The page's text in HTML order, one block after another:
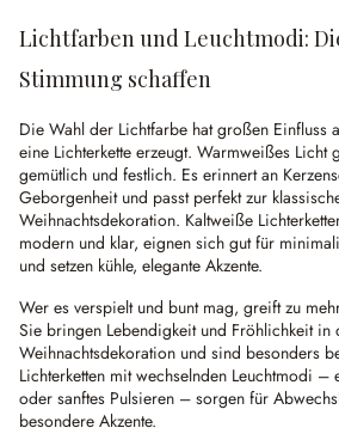
Lichtfarben und Leuchtmodi:
Stimmung schaffen
Die Wahl der Lichtfarbe hat großen Einfluss
eine Lichterkette erzeugt. Warmweißes Licht
gemütlich und festlich. Es erinnert an
Geborgenheit und passt perfekt zur
Weihnachtsdekoration. Kaltweiße
modern und klar, eignen sich gut für
und setzen kühle, elegante Akzente.
Wer es verspielt und bunt mag, greift zu
Sie bringen Lebendigkeit und Fröhlichkeit in
Weihnachtsdekoration und sind besonders
Lichterketten mit wechselnden Leuchtmodi –
oder sanftes Pulsieren – sorgen für
besondere Akzente.